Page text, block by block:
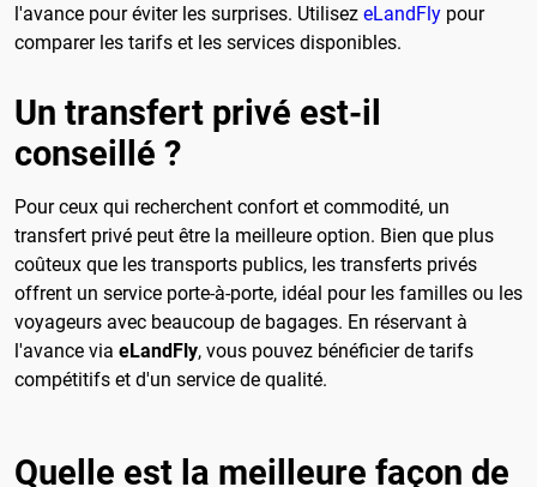
l'avance pour éviter les surprises. Utilisez eLandFly pour
comparer les tarifs et les services disponibles.
Un transfert privé est-il
conseillé ?
Pour ceux qui recherchent confort et commodité, un
transfert privé peut être la meilleure option. Bien que plus
coûteux que les transports publics, les transferts privés
offrent un service porte-à-porte, idéal pour les familles ou les
voyageurs avec beaucoup de bagages. En réservant à
l'avance via eLandFly, vous pouvez bénéficier de tarifs
compétitifs et d'un service de qualité.
Quelle est la meilleure façon de